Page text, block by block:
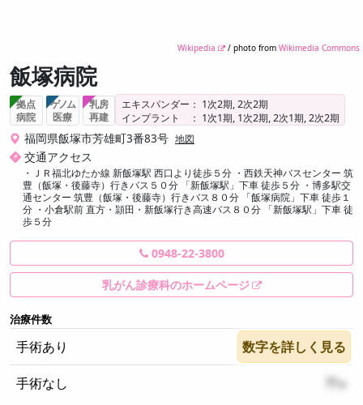
Wikipedia / photo from Wikimedia Commons
飯塚病院
拠点
病院
ゲノム
医療
乳房
再建
エキスパンダー： 1次2期, 2次2期
インプラント ： 1次1期, 1次2期, 2次1期, 2次2期
福岡県飯塚市芳雄町3番83号 地図
交通アクセス
・ＪＲ福北ゆたか線 新飯塚駅 西口より徒歩５分 ・西鉄天神バスセンター 筑
豊（飯塚・後藤寺）行きバス５０分 「新飯塚駅」下車 徒歩５分 ・博多駅交
通センター 筑豊（飯塚・後藤寺）行きバス８０分 「飯塚病院」下車 徒歩１
分 ・小倉駅前 直方・頴田・新飯塚行き高速バス８０分 「新飯塚駅」下車 徒
歩５分
0948-22-3800
乳がん診療科のホームページ
治療件数
手術あり ??
手術なし ??
数字を詳しく見る